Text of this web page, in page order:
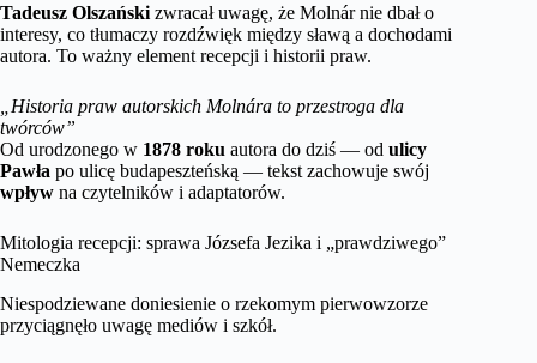
Tadeusz Olszański zwracał uwagę, że Molnár nie dbał o
interesy, co tłumaczy rozdźwięk między sławą a dochodami
autora. To ważny element recepcji i historii praw.
„Historia praw autorskich Molnára to przestroga dla
twórców”
Od urodzonego w 1878 roku autora do dziś — od ulicy
Pawła po ulicę budapeszteńską — tekst zachowuje swój
wpływ na czytelników i adaptatorów.
Mitologia recepcji: sprawa Józsefa Jezika i „prawdziwego”
Nemeczka
Niespodziewane doniesienie o rzekomym pierwowzorze
przyciągnęło uwagę mediów i szkół.